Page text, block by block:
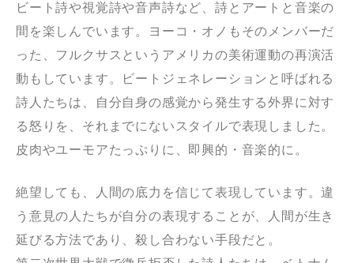
ビート詩や視覚詩や音声詩など、詩とアートと音楽の
間を楽しんでいます。ヨーコ・オノもそのメンバーだ
った、フルクサスというアメリカの美術運動の再演活
動もしています。ビートジェネレーションと呼ばれる
詩人たちは、自分自身の感覚から発生する外界に対す
る怒りを、それまでにないスタイルで表現しました。
皮肉やユーモアたっぷりに、即興的・音楽的に。
絶望しても、人間の底力を信じて表現しています。違
う意見の人たちが自分の表現することが、人間が生き
延びる方法であり、殺し合わない手段だと。